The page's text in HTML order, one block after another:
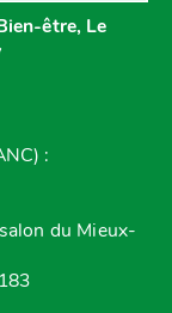
être, Le
:
du Mieux-